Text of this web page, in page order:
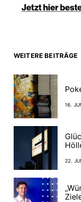
WEITERE BEITRÄGE
16.
22.